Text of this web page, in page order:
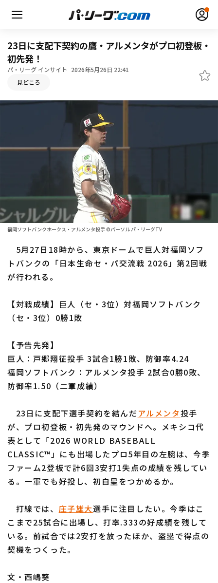
HOME
ファーム東地区
ファーム西地区
交流戦
選手名鑑
選手名鑑トップ
北海道日本ハムファイターズ
東北楽天ゴールデンイーグルス
千葉ロッテマリーンズ
福岡ソフトバンクホークス
ニュース
設定
運営会社（別ウィンドウで開く） よくある質問
特定商取引法の表示
23日に支配下契約の鷹・アルメンタがプロ初登板・
初先発！
パ・リーグ インサイト 2026年5月26日 22:41
見どころ
福岡ソフトバンクホークス・アルメンタ投手 ©パーソル パ・リーグTV
5月27日18時から、東京ドームで巨人対福岡ソフ
トバンクの「日本生命セ・パ交流戦 2026」第2回戦
が行われる。
【対戦成績】巨人（セ・3位）対福岡ソフトバンク
（セ・3位）0勝1敗
【予告先発】
巨人：戸郷翔征投手 3試合1勝1敗、防御率4.24
福岡ソフトバンク：アルメンタ投手 2試合0勝0敗、
防御率1.50（二軍成績）
23日に支配下選手契約を結んだ アルメンタ投手
が、プロ初登板・初先発のマウンドへ。メキシコ代
表として「2026 WORLD BASEBALL
CLASSIC™」にも出場したプロ5年目の左腕は、今季
ファーム2登板で計6回3安打1失点の成績を残してい
る。一軍でも好投し、初白星をつかめるか。
打線では、 庄子雄大選手に注目したい。今季はこ
こまで25試合に出場し、打率.333の好成績を残して
いる。前試合では2安打を放ったほか、盗塁で得点の
契機をつくった。
文・西嶋葵